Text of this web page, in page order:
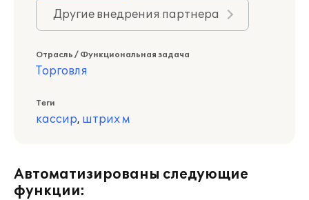
Другие внедрения партнера
Отрасль / Функциональная задача
Торговля
Теги
кассир, штрих м
Автоматизированы следующие
функции: